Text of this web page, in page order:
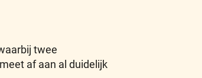
twee
af aan al duidelijk